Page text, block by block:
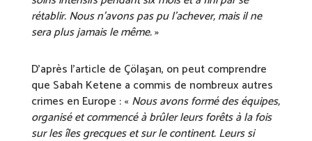
rétablir. Nous n’avons pas pu l’achever, mais il ne
sera plus jamais le même.»
D’après l’article de Çölaşan, on peut comprendre
que Sabah Ketene a commis de nombreux autres
crimes en Europe : «Nous avons formé des équipes,
organisé et commencé à brûler leurs forêts à la fois
sur les îles grecques et sur le continent. Leurs si